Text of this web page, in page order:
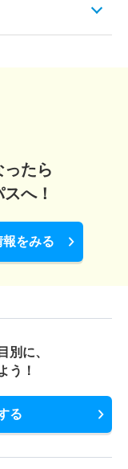
ったら
へ！
をみる
別に、
う！
る